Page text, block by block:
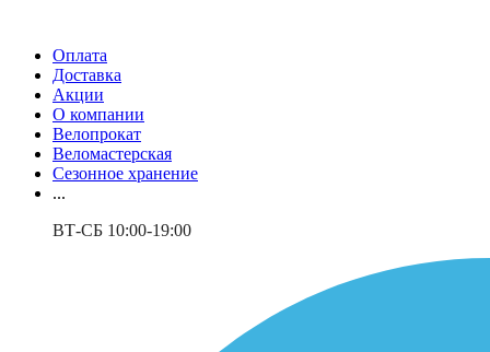
Оплата
Доставка
Акции
О компании
Велопрокат
Веломастерская
Сезонное хранение
...
ВТ-СБ 10:00-19:00